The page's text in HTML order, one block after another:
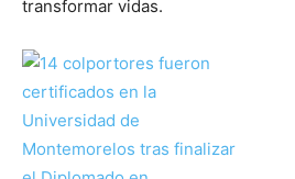
transformar vidas.